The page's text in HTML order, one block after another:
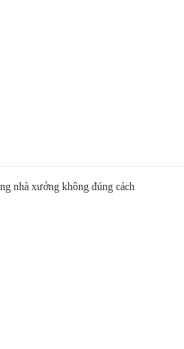
nhà xưởng không đúng cách